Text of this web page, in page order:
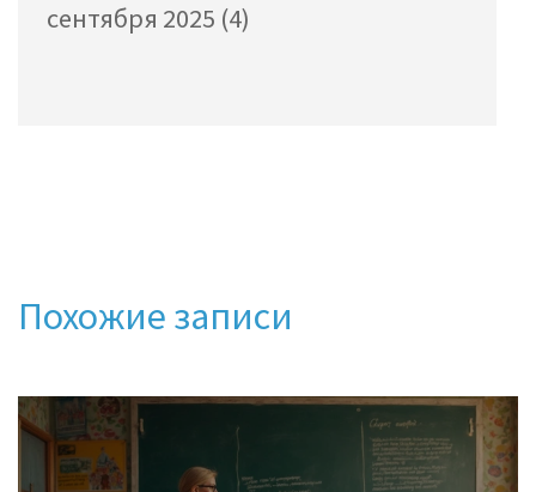
сентября 2025 (4)
Похожие записи